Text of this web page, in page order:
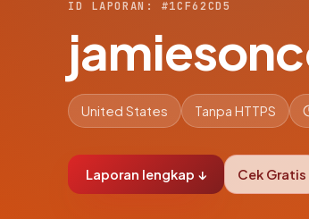
ID LAPORAN: #1CF62CD5
United States Tanpa HTTPS
Laporan lengkap ↓ Cek Gratis